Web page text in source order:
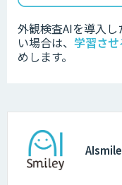
外観検査AIを導入
い場合は、 学習さ
めします。